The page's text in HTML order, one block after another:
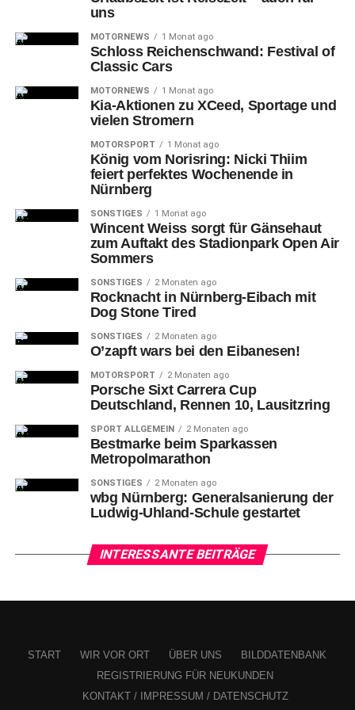
einem weiten Pass von Owen Headrick ließ Evan
Barratt an der blauen Linie perfekt in den Lauf von Jeremy
McKenna abtropfen, der Mann hauchdünn mit einem
Schuss durch die Schoner überwinden konnte. Die
Videobilder zeigten, dass der Puck nur Millimeter hinter
der Torlinie war – 1:0 für Nürnberg.
Augsburgs #45 Jason BAST (re.) und Nürnbergs #13 Ryan STOA
VonAugsburg war in der Anfangsphase wenig zu sehen,
uns
MOTORNEWS 1 Monat ago
Schloss Reichenschwand: Festival of
Classic Cars
MOTORNEWS 1 Monat ago
Kia-Aktionen zu XCeed, Sportage und
vielen Stromern
MOTORSPORT 1 Monat ago
König vom Norisring: Nicki Thiim
feiert perfektes Wochenende in
Nürnberg
SONSTIGES 1 Monat ago
Wincent Weiss sorgt für Gänsehaut
zum Auftakt des Stadionpark Open Air
Sommers
SONSTIGES 2 Monaten ago
Rocknacht in Nürnberg-Eibach mit
Dog Stone Tired
SONSTIGES 2 Monaten ago
O’zapft wars bei den Eibanesen!
MOTORSPORT 2 Monaten ago
Porsche Sixt Carrera Cup
Deutschland, Rennen 10, Lausitzring
SPORT ALLGEMEIN 2 Monaten ago
Bestmarke beim Sparkassen
Metropolmarathon
SONSTIGES 2 Monaten ago
wbg Nürnberg: Generalsanierung der
Ludwig-Uhland-Schule gestartet
INTERESSANTE BEITRÄGE
START WIR VOR ORT ÜBER UNS
BILDDATENBANK
REGISTRIERUNG FÜR NEUKUNDEN
KONTAKT / IMPRESSUM / DATENSCHUTZ